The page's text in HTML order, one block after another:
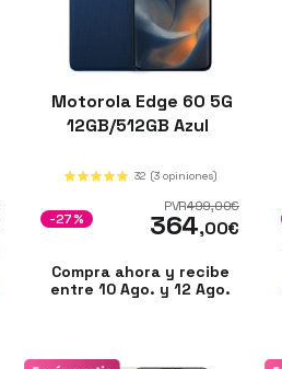
Motorola Edge 60 5G
12GB/512GB Azul
32 (3 opiniones)
PVR499,00€
364,00€
-27%
Compra ahora y recibe
entre 10 Ago. y 12 Ago.